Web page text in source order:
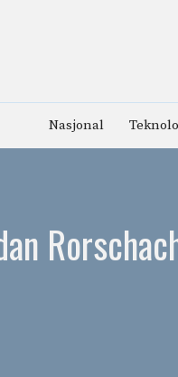
Nasjonal